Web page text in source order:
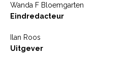
Wanda F Bloemgarten
Eindredacteur
Ilan Roos
Uitgever